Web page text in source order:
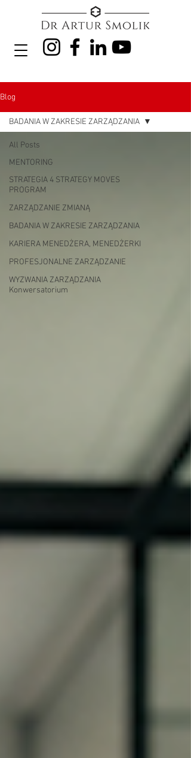
Blog
All Posts
MENTORING
STRATEGIA 4 STRATEGY MOVES
PROGRAM
ZARZĄDZANIE ZMIANĄ
BADANIA W ZAKRESIE ZARZĄDZANIA
KARIERA MENEDŻERA, MENEDŻERKI
PROFESJONALNE ZARZĄDZANIE
WYZWANIA ZARZĄDZANIA
Konwersatorium
BADANIA W ZAKRESIE ZARZĄDZANIA